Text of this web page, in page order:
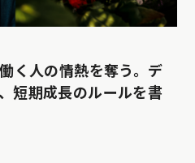
く人の情熱を奪う。デ
短期成長のルールを書